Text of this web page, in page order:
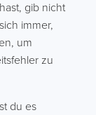
gib nicht
immer,
um
zu
du es